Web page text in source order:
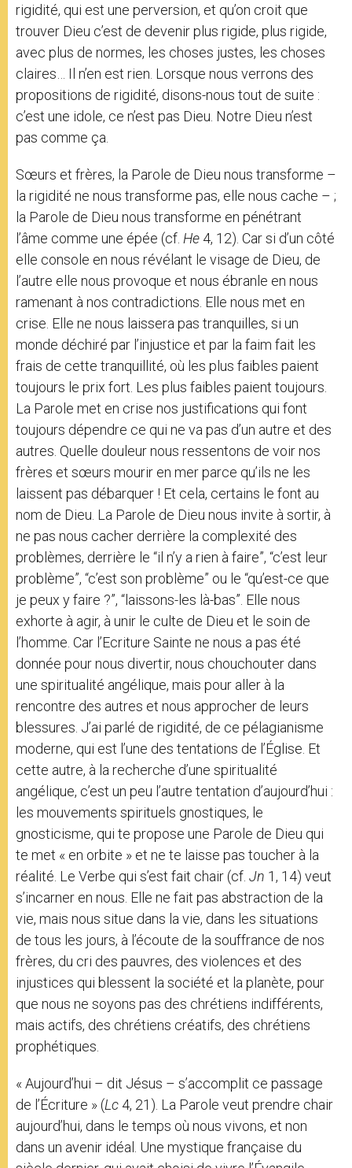
rigidité, qui est une perversion, et qu’on croit que
trouver Dieu c’est de devenir plus rigide, plus rigide,
avec plus de normes, les choses justes, les choses
claires… Il n’en est rien. Lorsque nous verrons des
propositions de rigidité, disons-nous tout de suite :
c’est une idole, ce n’est pas Dieu. Notre Dieu n’est
pas comme ça.
Sœurs et frères, la Parole de Dieu nous transforme –
la rigidité ne nous transforme pas, elle nous cache – ;
la Parole de Dieu nous transforme en pénétrant
l’âme comme une épée (cf. He 4, 12). Car si d’un côté
elle console en nous révélant le visage de Dieu, de
l’autre elle nous provoque et nous ébranle en nous
ramenant à nos contradictions. Elle nous met en
crise. Elle ne nous laissera pas tranquilles, si un
monde déchiré par l’injustice et par la faim fait les
frais de cette tranquillité, où les plus faibles paient
toujours le prix fort. Les plus faibles paient toujours.
La Parole met en crise nos justifications qui font
toujours dépendre ce qui ne va pas d’un autre et des
autres. Quelle douleur nous ressentons de voir nos
frères et sœurs mourir en mer parce qu’ils ne les
laissent pas débarquer ! Et cela, certains le font au
nom de Dieu. La Parole de Dieu nous invite à sortir, à
ne pas nous cacher derrière la complexité des
problèmes, derrière le “il n’y a rien à faire”, “c’est leur
problème”, “c’est son problème” ou le “qu’est-ce que
je peux y faire ?”, “laissons-les là-bas”. Elle nous
exhorte à agir, à unir le culte de Dieu et le soin de
l’homme. Car l’Ecriture Sainte ne nous a pas été
donnée pour nous divertir, nous chouchouter dans
une spiritualité angélique, mais pour aller à la
rencontre des autres et nous approcher de leurs
blessures. J’ai parlé de rigidité, de ce pélagianisme
moderne, qui est l’une des tentations de l’Église. Et
cette autre, à la recherche d’une spiritualité
angélique, c’est un peu l’autre tentation d’aujourd’hui :
les mouvements spirituels gnostiques, le
gnosticisme, qui te propose une Parole de Dieu qui
te met « en orbite » et ne te laisse pas toucher à la
réalité. Le Verbe qui s’est fait chair (cf. Jn 1, 14) veut
s’incarner en nous. Elle ne fait pas abstraction de la
vie, mais nous situe dans la vie, dans les situations
de tous les jours, à l’écoute de la souffrance de nos
frères, du cri des pauvres, des violences et des
injustices qui blessent la société et la planète, pour
que nous ne soyons pas des chrétiens indifférents,
mais actifs, des chrétiens créatifs, des chrétiens
prophétiques.
« Aujourd’hui – dit Jésus – s’accomplit ce passage
de l’Écriture » (Lc 4, 21). La Parole veut prendre chair
aujourd’hui, dans le temps où nous vivons, et non
dans un avenir idéal. Une mystique française du